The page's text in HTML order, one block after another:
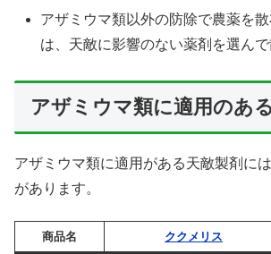
アザミウマ類以外の防除で農薬を
は、天敵に影響のない薬剤を選ん
アザミウマ類に適用のあ
アザミウマ類に適用がある天敵製剤に
があります。
商品名 ククメリス